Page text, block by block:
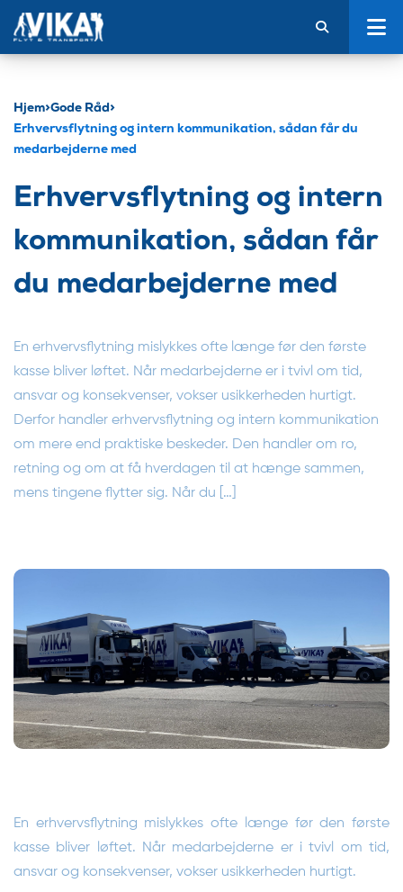
Hjem>Gode Råd>
Erhvervsflytning og intern kommunikation, sådan får du
medarbejderne med
Erhvervsflytning og intern
kommunikation, sådan får
du medarbejderne med
En erhvervsflytning mislykkes ofte længe før den første
kasse bliver løftet. Når medarbejderne er i tvivl om tid,
ansvar og konsekvenser, vokser usikkerheden hurtigt.
Derfor handler erhvervsflytning og intern kommunikation
om mere end praktiske beskeder. Den handler om ro,
retning og om at få hverdagen til at hænge sammen,
mens tingene flytter sig. Når du […]
En erhvervsflytning mislykkes ofte længe før den første
kasse bliver løftet. Når medarbejderne er i tvivl om tid,
ansvar og konsekvenser, vokser usikkerheden hurtigt.